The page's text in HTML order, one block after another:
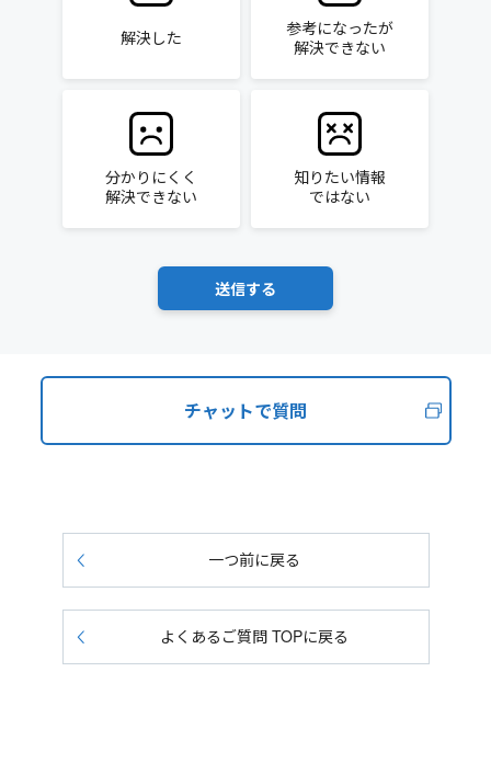
解決した
参考になったが
解決できない
分かりにくく
解決できない
知りたい情報
ではない
チャットで質問
一つ前に戻る
よくあるご質問 TOPに戻る